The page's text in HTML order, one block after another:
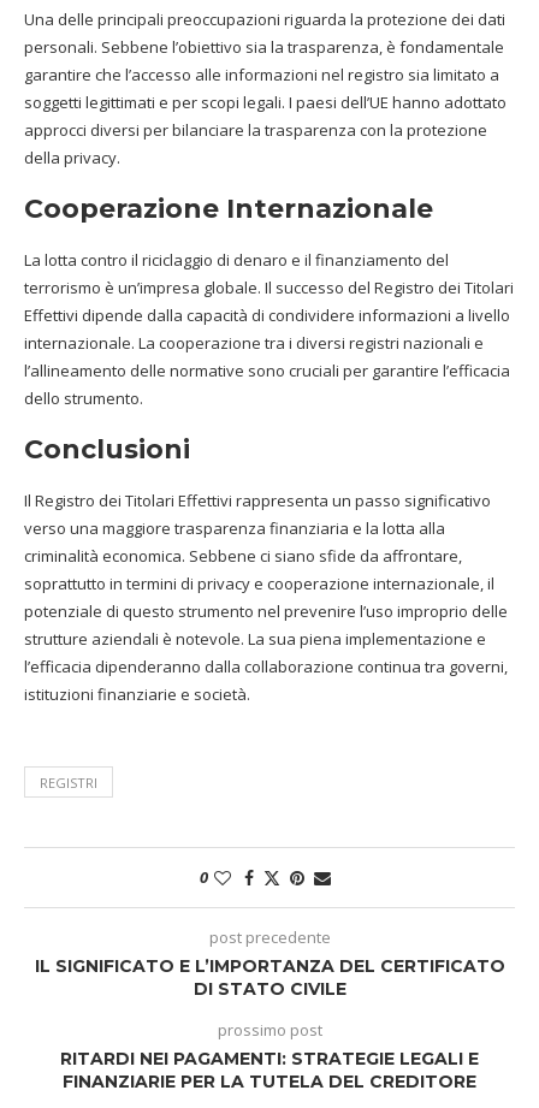
Una delle principali preoccupazioni riguarda la protezione dei dati
personali. Sebbene l’obiettivo sia la trasparenza, è fondamentale
garantire che l’accesso alle informazioni nel registro sia limitato a
soggetti legittimati e per scopi legali. I paesi dell’UE hanno adottato
approcci diversi per bilanciare la trasparenza con la protezione
della privacy.
Cooperazione Internazionale
La lotta contro il riciclaggio di denaro e il finanziamento del
terrorismo è un’impresa globale. Il successo del Registro dei Titolari
Effettivi dipende dalla capacità di condividere informazioni a livello
internazionale. La cooperazione tra i diversi registri nazionali e
l’allineamento delle normative sono cruciali per garantire l’efficacia
dello strumento.
Conclusioni
Il Registro dei Titolari Effettivi rappresenta un passo significativo
verso una maggiore trasparenza finanziaria e la lotta alla
criminalità economica. Sebbene ci siano sfide da affrontare,
soprattutto in termini di privacy e cooperazione internazionale, il
potenziale di questo strumento nel prevenire l’uso improprio delle
strutture aziendali è notevole. La sua piena implementazione e
l’efficacia dipenderanno dalla collaborazione continua tra governi,
istituzioni finanziarie e società.
REGISTRI
0
post precedente
IL SIGNIFICATO E L’IMPORTANZA DEL CERTIFICATO
DI STATO CIVILE
prossimo post
RITARDI NEI PAGAMENTI: STRATEGIE LEGALI E
FINANZIARIE PER LA TUTELA DEL CREDITORE